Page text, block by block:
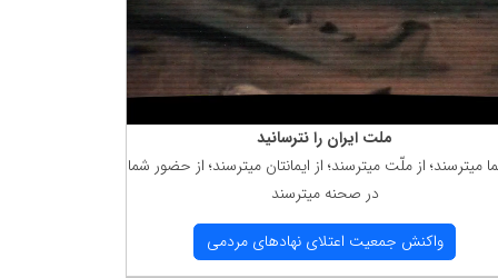
ملت ایران را نترسانید
میترسند؛ از ملّت میترسند؛ از ایمانتان میترسند؛ از حضور شما
در صحنه میترسند
واكنش جمعیت اعتلای نهادهای مردمی